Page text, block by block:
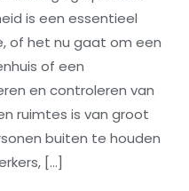
is een essentieel
of het nu gaat om een
of een
en controleren van
ruimtes is van groot
buiten te houden
[…]